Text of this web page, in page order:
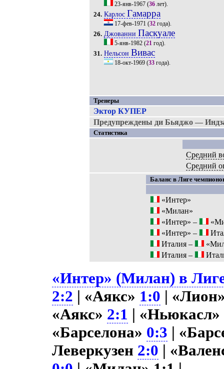
23-янв-1967(36лет).
24. Карлос Гамарра
17-фев-1971 (32года).
26. Джованни Паскуале
5-янв-1982(21год).
31. Нельсон Вивас
18-окт-1969(33года).
Тренеры
Эктор КУПЕР
Предупреждены ди Бьяджо —
Статистика
Средний
Средний
Баланс в Лиге
«Интер»
«Милан»
«Интер» –
«Интер» –
Италия –
Италия –
«Интер» (Милан) в
2:2 | «Аякс» 1:0 |
«Аякс» 2:1 | «Ньюкасл»
«Барселона» 0:3 |
Леверкузен 2:0 |